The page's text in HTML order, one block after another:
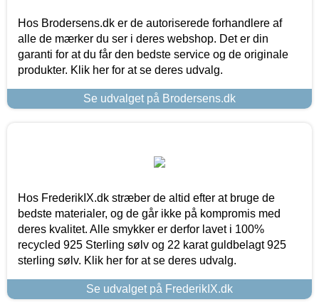
Hos Brodersens.dk er de autoriserede forhandlere af
alle de mærker du ser i deres webshop. Det er din
garanti for at du får den bedste service og de originale
produkter. Klik her for at se deres udvalg.
Se udvalget på Brodersens.dk
Hos FrederikIX.dk stræber de altid efter at bruge de
bedste materialer, og de går ikke på kompromis med
deres kvalitet. Alle smykker er derfor lavet i 100%
recycled 925 Sterling sølv og 22 karat guldbelagt 925
sterling sølv. Klik her for at se deres udvalg.
Se udvalget på FrederikIX.dk